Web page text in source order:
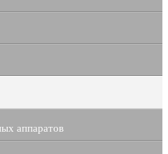
аппаратов